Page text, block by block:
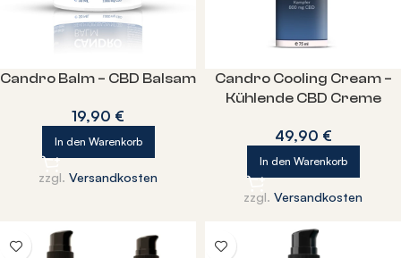
Candro Balm – CBD Balsam
19,90 €
In den Warenkorb
zzgl. Versandkosten
Candro Cooling Cream –
Kühlende CBD Creme
49,90 €
In den Warenkorb
zzgl. Versandkosten